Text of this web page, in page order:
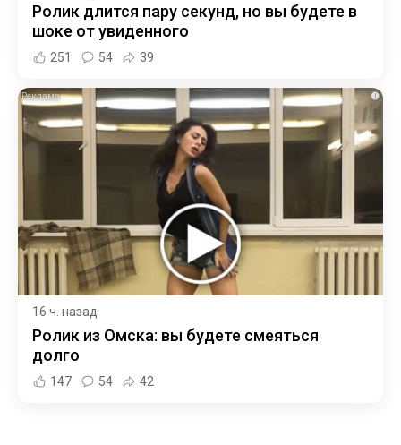
Ролик длится пару секунд, но вы будете в
шоке от увиденного
251 54 39
i
16 ч. назад
Ролик из Омска: вы будете смеяться
долго
147 54 42